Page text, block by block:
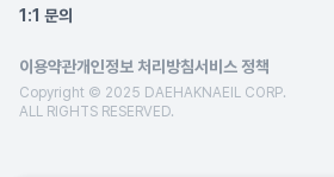
1:1 문의
이용약관개인정보 처리방침서비스 정책
Copyright © 2025 DAEHAKNAEIL CORP.
ALL RIGHTS RESERVED.